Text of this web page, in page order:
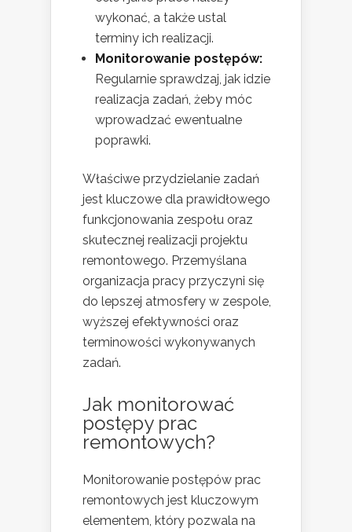
wykonać, a także ustal
terminy ich realizacji.
Monitorowanie postępów:
Regularnie sprawdzaj, jak idzie
realizacja zadań, żeby móc
wprowadzać ewentualne
poprawki.
Właściwe przydzielanie zadań
jest kluczowe dla prawidłowego
funkcjonowania zespołu oraz
skutecznej realizacji projektu
remontowego. Przemyślana
organizacja pracy przyczyni się
do lepszej atmosfery w zespole,
wyższej efektywności oraz
terminowości wykonywanych
zadań.
Jak monitorować
postępy prac
remontowych?
Monitorowanie postępów prac
remontowych jest kluczowym
elementem, który pozwala na